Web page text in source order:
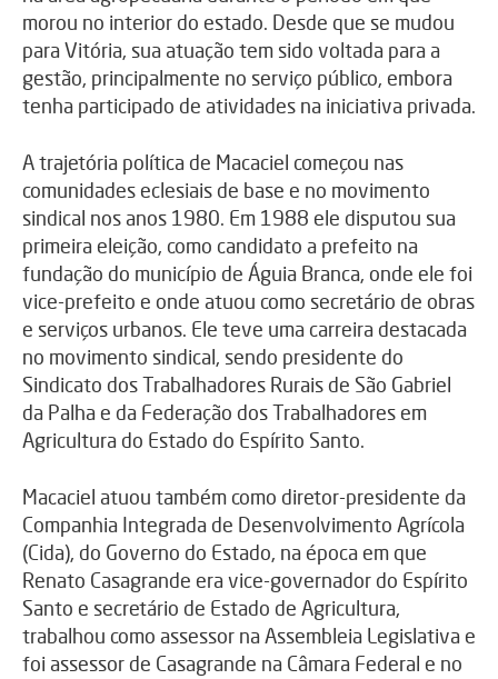
morou no interior do estado. Desde que se mudou
para Vitória, sua atuação tem sido voltada para a
gestão, principalmente no serviço público, embora
tenha participado de atividades na iniciativa privada.
A trajetória política de Macaciel começou nas
comunidades eclesiais de base e no movimento
sindical nos anos 1980. Em 1988 ele disputou sua
primeira eleição, como candidato a prefeito na
fundação do município de Águia Branca, onde ele foi
vice-prefeito e onde atuou como secretário de obras
e serviços urbanos. Ele teve uma carreira destacada
no movimento sindical, sendo presidente do
Sindicato dos Trabalhadores Rurais de São Gabriel
da Palha e da Federação dos Trabalhadores em
Agricultura do Estado do Espírito Santo.
Macaciel atuou também como diretor-presidente da
Companhia Integrada de Desenvolvimento Agrícola
(Cida), do Governo do Estado, na época em que
Renato Casagrande era vice-governador do Espírito
Santo e secretário de Estado de Agricultura,
trabalhou como assessor na Assembleia Legislativa e
foi assessor de Casagrande na Câmara Federal e no